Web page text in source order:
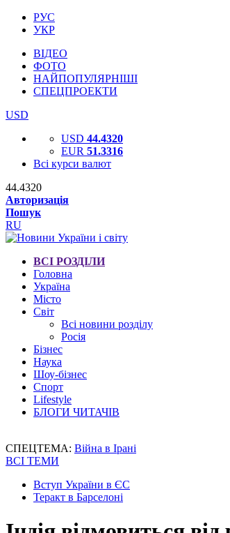
РУС
УКР
ВІДЕО
ФОТО
НАЙПОПУЛЯРНІШІ
СПЕЦПРОЕКТИ
USD
USD 44.4320
EUR 51.3316
Всі курси валют
44.4320
Авторизація
Пошук
RU
ВСІ РОЗДІЛИ
Головна
Україна
Місто
Світ
Всі новини розділу
Росія
Бізнес
Наука
Шоу-бізнес
Спорт
Lifestyle
БЛОГИ ЧИТАЧІВ
СПЕЦТЕМА: Війна в Ірані
ВСІ ТЕМИ
Вступ України в ЄС
Теракт в Барселоні